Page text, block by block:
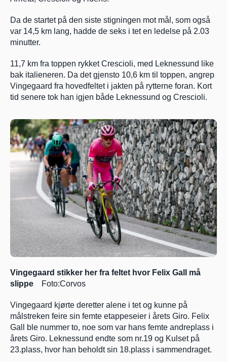
Da de startet på den siste stigningen mot mål, som også
var 14,5 km lang, hadde de seks i tet en ledelse på 2.03
minutter.
11,7 km fra toppen rykket Crescioli, med Leknessund like
bak italieneren. Da det gjensto 10,6 km til toppen, angrep
Vingegaard fra hovedfeltet i jakten på rytterne foran. Kort
tid senere tok han igjen både Leknessund og Crescioli.
Vingegaard stikker her fra feltet hvor Felix Gall må
slippe
    Foto:Corvos
Vingegaard kjørte deretter alene i tet og kunne på
målstreken feire sin femte etappeseier i årets Giro. Felix
Gall ble nummer to, noe som var hans femte andreplass i
årets Giro. Leknessund endte som nr.19 og Kulset på
23.plass, hvor han beholdt sin 18.plass i sammendraget.